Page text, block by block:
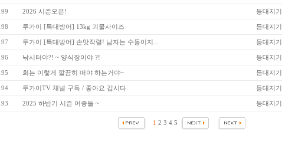
2026 시즌오픈! 등대지기
투가이 [특대방어] 13kg 괴물사이즈 등대지기
투가이 [특대방어] 손맛작렬! 남자는 수동이지... 등대지기
낚시터야?! ~ 양식장이야 ?! 등대지기
회는 이렇게 깔끔히 떠야 하는거야~ 등대지기
투가이TV 채널 구독 / 좋아요 갑시다. 등대지기
2025 하반기 시즌 어종들 ~ 등대지기
1 2 3 4 5